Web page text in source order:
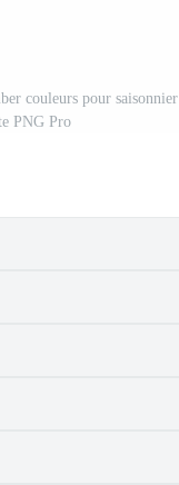
couleurs pour saisonnier
PNG Pro